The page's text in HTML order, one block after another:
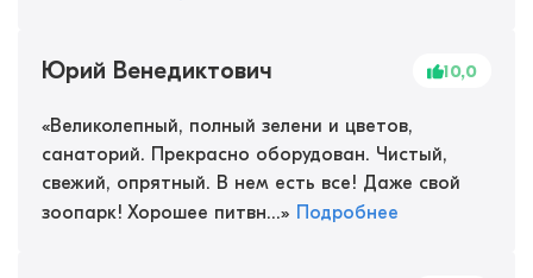
Юрий Венедиктович 10,0
«Великолепный, полный зелени и цветов,
санаторий. Прекрасно оборудован. Чистый,
свежий, опрятный. В нем есть все! Даже свой
зоопарк! Хорошее питвн...» Подробнее